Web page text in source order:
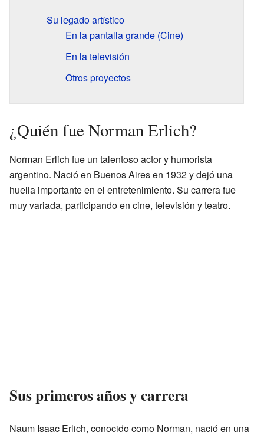
Su legado artístico
En la pantalla grande (Cine)
En la televisión
Otros proyectos
¿Quién fue Norman Erlich?
Norman Erlich fue un talentoso actor y humorista
argentino. Nació en Buenos Aires en 1932 y dejó una
huella importante en el entretenimiento. Su carrera fue
muy variada, participando en cine, televisión y teatro.
Sus primeros años y carrera
Naum Isaac Erlich, conocido como Norman, nació en una